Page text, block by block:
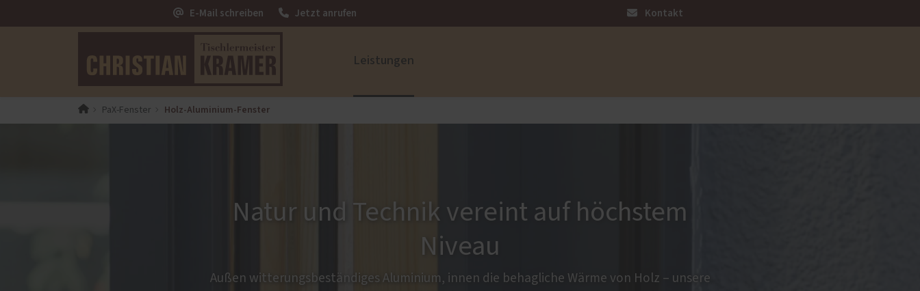
E-Mail schreiben Jetzt anrufen Kontakt
Leistungen
PaX-Fenster PaX-Haustüren PaX Balkon- & Terrassentüren
Falt-Schiebe-Türen
Sonnen- und Insektenschutz
Textilscreens von ROMA
PaX-Fenster Holz-Aluminium-Fenster
Natur und Technik vereint auf höchstem
Niveau
Außen witterungsbeständiges Aluminium, innen die behagliche Wärme von Holz – unsere